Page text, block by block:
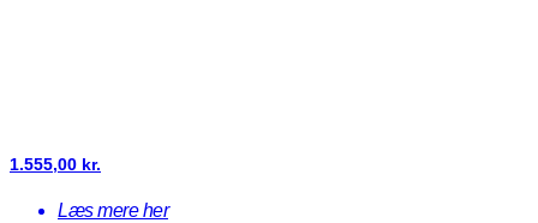
1.555,00 kr.
Læs mere her